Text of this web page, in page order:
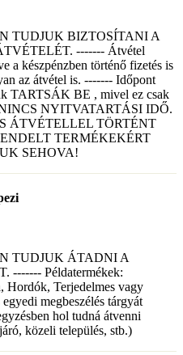
TUDJUK BIZTOSÍTANI A
------- Átvétel
a készpénzben történő fizetés is
az átvétel is. ------- Időpont
TARTSÁK BE , mivel ez csak
NYITVATARTÁSI IDŐ.
ÁTVÉTELLEL TÖRTÉNT
TERMÉKEKÉRT
SEHOVA!
TUDJUK ÁTADNI A
------- Példatermékek:
Hordók, Terjedelmes vagy
megbeszélés tárgyát
hol tudná átvenni
közeli település, stb.)